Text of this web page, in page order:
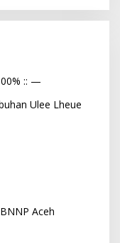
:: —
Ulee Lheue
Aceh